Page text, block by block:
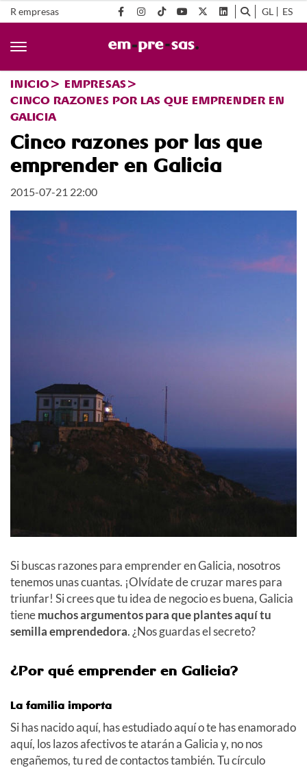
R empresas GL ES
INICIO
EMPRESAS
CINCO RAZONES POR LAS QUE EMPRENDER EN
GALICIA
Cinco razones por las que
emprender en Galicia
2015-07-21 22:00
Si buscas razones para emprender en Galicia, nosotros
tenemos unas cuantas. ¡Olvídate de cruzar mares para
triunfar! Si crees que tu idea de negocio es buena, Galicia
tienemuchos argumentos para que plantes aquí tu
semilla emprendedora. ¿Nos guardas el secreto?
¿Por qué emprender en Galicia?
La familia importa
Si has nacido aquí, has estudiado aquí o te has enamorado
aquí, los lazos afectivos te atarán a Galicia y, no nos
engañemos, tu red de contactos también. Tu círculo